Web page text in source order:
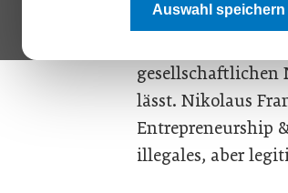
Auswahl speichern
von „Dark
unter welchen
gesellschaftlichen
lässt. Nikolaus
Entrepreneurship
illegales, aber